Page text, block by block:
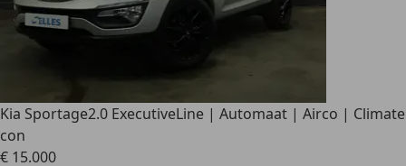
Kia Sportage2.0 ExecutiveLine | Automaat | Airco | Climate
con
€ 15.000